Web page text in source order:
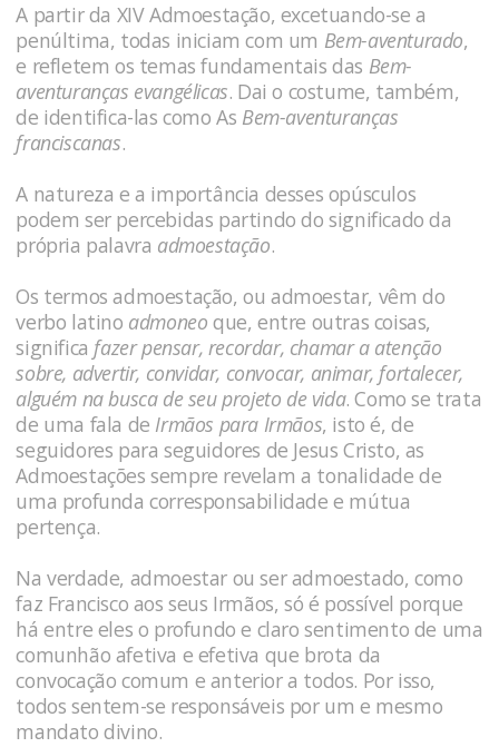
A partir da XIV Admoestação, excetuando-se a
penúltima, todas iniciam com um Bem-aventurado,
e refletem os temas fundamentais das Bem-
aventuranças evangélicas. Dai o costume, também,
de identifica-las como As Bem-aventuranças
franciscanas.
A natureza e a importância desses opúsculos
podem ser percebidas partindo do significado da
própria palavra admoestação.
Os termos admoestação, ou admoestar, vêm do
verbo latino admoneo que, entre outras coisas,
significa fazer pensar, recordar, chamar a atenção
sobre, advertir, convidar, convocar, animar, fortalecer,
alguém na busca de seu projeto de vida. Como se trata
de uma fala de Irmãos para Irmãos, isto é, de
seguidores para seguidores de Jesus Cristo, as
Admoestações sempre revelam a tonalidade de
uma profunda corresponsabilidade e mútua
pertença.
Na verdade, admoestar ou ser admoestado, como
faz Francisco aos seus Irmãos, só é possível porque
há entre eles o profundo e claro sentimento de uma
comunhão afetiva e efetiva que brota da
convocação comum e anterior a todos. Por isso,
todos sentem-se responsáveis por um e mesmo
mandato divino.